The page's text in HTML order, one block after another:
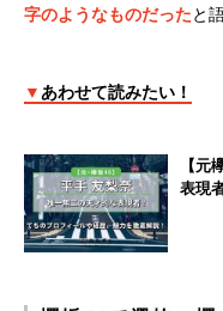
字のようなものだったと
▼ あわせて読みたい！
【
表現